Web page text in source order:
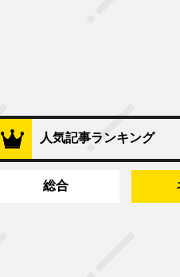
人気記事ランキング
総合